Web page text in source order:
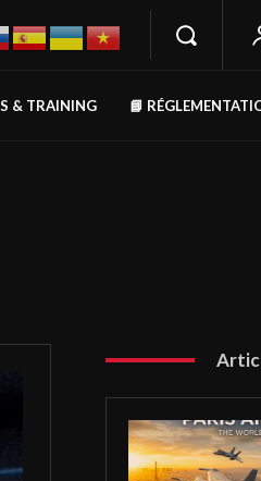
& TRAINING 📘